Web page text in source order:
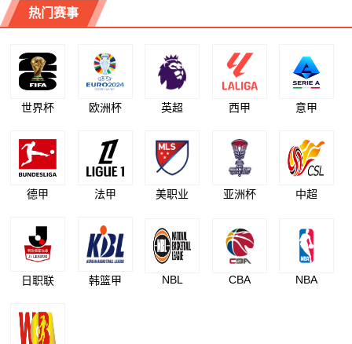
热门赛事
世界杯 欧洲杯 英超 西甲 意甲
德甲 法甲 美职业 亚洲杯 中超
日职联 韩篮甲 NBL CBA NBA